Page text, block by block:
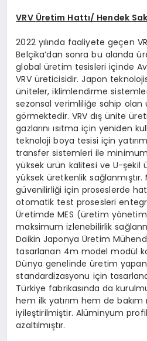
VRV Üretim Hattı/ Hendek
2022 yılında faaliyete geçen
Belçika’dan sonra bu alanda
global üretim tesisleri içinde
VRV üreticisidir. Japon
üniteler, iklimlendirme
sezonsal verimliliğe sahip olan
görmektedir. VRV dış ünite
gazlarını ısıtma için yeniden
teknoloji boya tesisi için
transfer sistemleri ile
yüksek ürün kalitesi ve U-şekil
yüksek üretkenlik
güvenilirliği için proseslerde
otomatik test prosesleri
Üretimde MES (üretim yönetim
maksimum izlenebilirlik
Daikin Japonya Üretim
tasarlanan 4m model modül
Dünya genelinde üretim yapan
standardizasyonu için
Türkiye fabrikasında da
hem ilk yatırım hem de
iyileştirilmiştir. Alüminyum
azaltılmıştır.